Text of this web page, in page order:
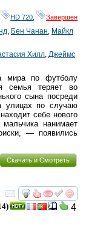
HD 720 Завершён
, Бен Чанан, Майкл
Хилл, Джеймс
мира по футболу
семья теряет во
сына посреди
улицах по случаю
себе нового
нанимает
— появились
Скачать и Смотреть
смотреть
4